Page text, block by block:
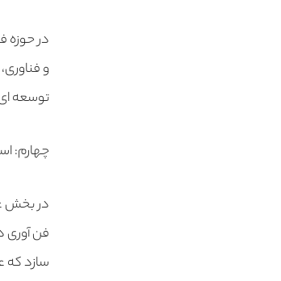
در حوزه
و
توسعه ای
چهارم:
در بخش
فن آوری
سازد که